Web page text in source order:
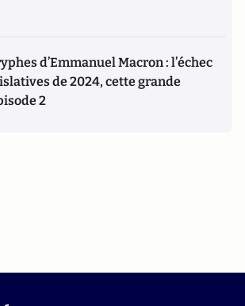
d’Emmanuel Macron : l’échec
de 2024, cette grande
2